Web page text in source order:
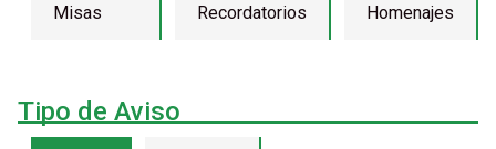
Misas Recordatorios Homenajes
Tipo de Aviso